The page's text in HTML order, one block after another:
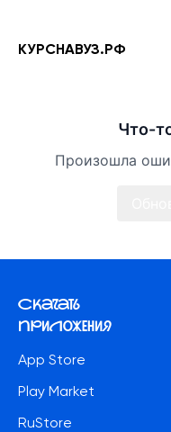
КУРСНАВУЗ.РФ
Что-
Произошла
Скачать
приложения
App Store
Play Market
RuStore